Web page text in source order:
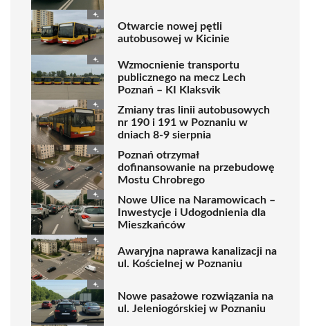
Otwarcie nowej pętli
autobusowej w Kicinie
Wzmocnienie transportu
publicznego na mecz Lech
Poznań – KI Klaksvik
Zmiany tras linii autobusowych
nr 190 i 191 w Poznaniu w
dniach 8-9 sierpnia
Poznań otrzymał
dofinansowanie na przebudowę
Mostu Chrobrego
Nowe Ulice na Naramowicach –
Inwestycje i Udogodnienia dla
Mieszkańców
Awaryjna naprawa kanalizacji na
ul. Kościelnej w Poznaniu
Nowe pasażowe rozwiązania na
ul. Jeleniogórskiej w Poznaniu